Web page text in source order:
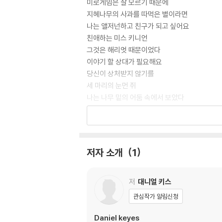
미로게임은 잘 모르기 때문에
지혜나무의 사과를 따먹은 별이라면
나는 앨저넌하고 친구가 되고 싶어요
친애하는 미스 키니언
그것은 해리엇 때문이었다
이야기 할 상대가 필요해요
당신이 상처받지 않기를
세 마리의 눈먼 쥐
나는 나무 밑의 어둠 속에서 보았다
과거를 향해 열린 빵가게 창문
그가 나를 기억하지 못한다면?
들어갈 곳이 없다. 길도, 방도, 여자도
저돌적이고 폭발적이며 일상적 궤도를 벗어난
구원은 없다
인간이 소유할 수 있는 가장 멋진 것
저자 소개 1
저 대니얼 키스
관심작가 알림신청
Daniel keyes